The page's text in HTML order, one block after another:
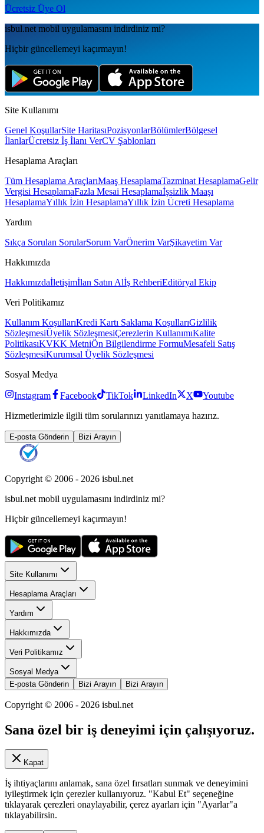
Ücretsiz Üye Ol
isbul.net mobil uygulamаsını indirdiniz mi?
Hiçbir güncellemeyi kaçırmayın!
Site Kullanımı
Genel KoşullarSite HaritasıPozisyonlarBölümlerBölgesel
İlanlarÜcretsiz İş İlanı VerCV Şablonları
Hesaplama Araçları
Tüm Hesaplama AraçlarıMaaş HesaplamaTazminat HesaplamaGelir
Vergisi HesaplamaFazla Mesai Hesaplamaİşsizlik Maaşı
HesaplamaYıllık İzin HesaplamaYıllık İzin Ücreti Hesaplama
Yardım
Sıkça Sorulan SorularSorum VarÖnerim VarŞikayetim Var
Hakkımızda
Hakkımızdaİletişimİlan Satın Alİş RehberiEditöryal Ekip
Veri Politikamız
Kullanım KoşullarıKredi Kartı Saklama KoşullarıGizlilik
SözleşmesiÜyelik SözleşmesiÇerezlerin KullanımıKalite
PolitikasıKVKK MetniÖn Bilgilendirme FormuMesafeli Satış
SözleşmesiKurumsal Üyelik Sözleşmesi
Sosyal Medya
Instagram Facebook TikTok LinkedIn X
Youtube
Hizmetlerimizle ilgili tüm sorularınızı yanıtlamaya hazırız.
E-posta Gönderin Bizi Arayın
Copyright © 2006 - 2026 isbul.net
isbul.net mobil uygulamasını indirdiniz mi?
Hiçbir güncellemeyi kaçırmayın!
Site Kullanımı
Hesaplama Araçları
Yardım
Hakkımızda
Veri Politikamız
Sosyal Medya
E-posta Gönderin
Bizi Arayın Bizi Arayın
Copyright © 2006 - 2026 isbul.net
Sana özel bir iş deneyimi için çalışıyoruz.
Kapat
İş ihtiyaçlarını anlamak, sana özel fırsatları sunmak ve deneyimini
iyileştirmek için çerezler kullanıyoruz. "Kabul Et" seçeneğine
tıklayarak çerezleri onaylayabilir, çerez ayarları için "Ayarlar"a
tıklayabilirsin.